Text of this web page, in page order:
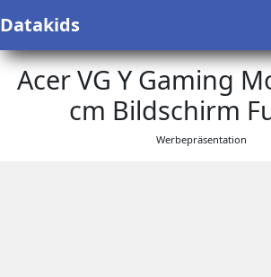
Datakids
Acer VG Y Gaming
cm Bildschirm
Werbepräsentation